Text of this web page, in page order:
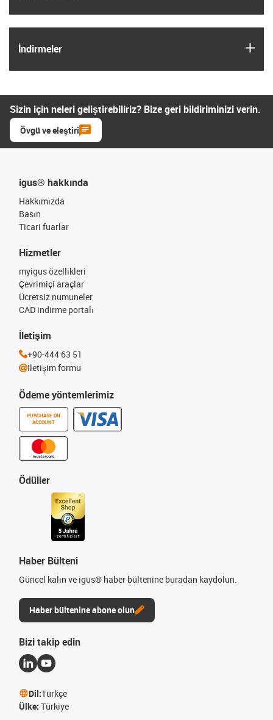
İndirmeler
Sizin için neleri geliştirebiliriz? Bize geri bildiriminizi verin.
Övgü ve eleştiri
igus® hakkında
Hakkımızda
Basın
Ticari fuarlar
Ödeme yöntemlerimiz
PURCHASE ON
ACCOUNT
Hizmetler
myigus özellikleri
Çevrimiçi araçlar
Ücretsiz numuneler
CAD indirme portalı
Ödüller
Haber Bülteni
Güncel kalın ve igus® haber bültenine buradan kaydolun.
Haber bültenine abone olun
İletişim
+90-444 63 51
İletişim formu
Bizi takip edin
Dil:Türkçe
Ülke: Türkiye